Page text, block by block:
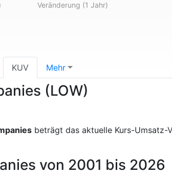
Veränderung (1 Jahr)
KUV Mehr
(LOW)
beträgt das aktuelle Kurs-Umsatz-
von 2001 bis 2026